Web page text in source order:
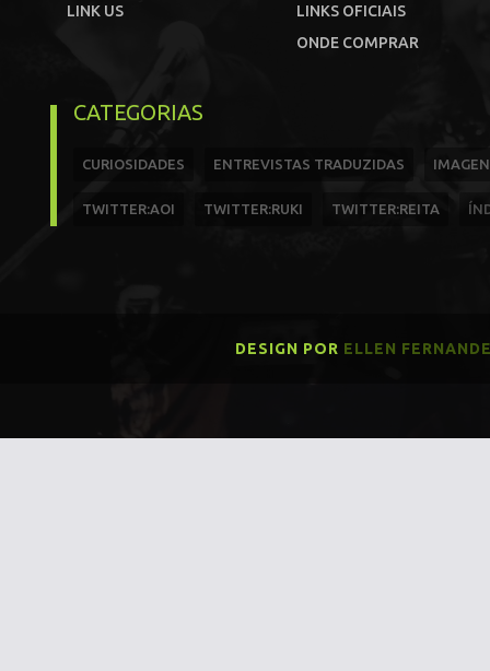
LINK US
LINKS OFICIAIS
ONDE COMPRAR
CATEGORIAS
CURIOSIDADES ENTREVISTAS TRADUZIDAS
TWITTER:AOI TWITTER:RUKI TWITTER:REITA
DESIGN POR ELLEN